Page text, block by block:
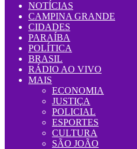
NOTÍCIAS
CAMPINA GRANDE
CIDADES
PARAÍBA
POLÍTICA
BRASIL
RÁDIO AO VIVO
MAIS
ECONOMIA
JUSTIÇA
POLICIAL
ESPORTES
CULTURA
SÃO JOÃO